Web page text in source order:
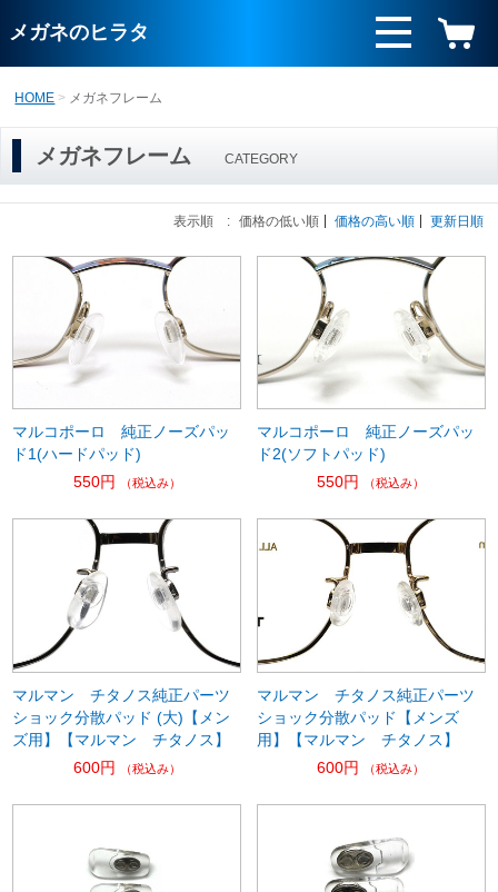
メガネのヒラタ
HOME メガネフレーム
メガネフレーム CATEGORY
表示順 : 価格の低い順 価格の高い順 更新日順
マルコポーロ 純正ノーズパッ
ド1(ハードパッド)
550円
（税込み）
マルコポーロ 純正ノーズパッ
ド2(ソフトパッド)
550円
（税込み）
マルマン チタノス純正パーツ
ショック分散パッド (大)【メン
ズ用】【マルマン チタノス】
600円
（税込み）
マルマン チタノス純正パーツ
ショック分散パッド【メンズ
用】【マルマン チタノス】
600円
（税込み）